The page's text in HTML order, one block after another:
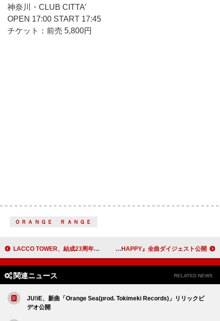
神奈川・CLUB CITTA’
OPEN 17:00 START 17:45
チケット：前売 5,800円
ＯＲＡＮＧＥ ＲＡＮＧＥ
LACCO TOWER、結成23周年記念全国ツアー【再逢旅行】開催決定 高橋優、1/22発売ニューAL『HAPPY』全曲ダイジェスト公開
関連ニュース RELATED NEWS
JU!iE、新曲「Orange Sea(prod. Tokimeki Records)」リリックビ
デオ公開